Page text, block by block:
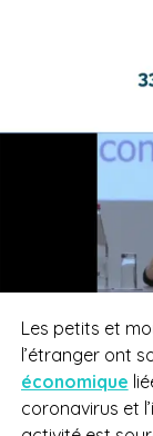
Les petits et
l’étranger ont
économique
coronavirus et